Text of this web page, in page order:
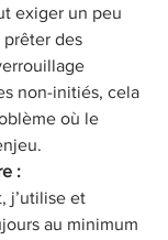
exiger un peu
prêter des
non-initiés, cela
où le
:
j’utilise et
au minimum